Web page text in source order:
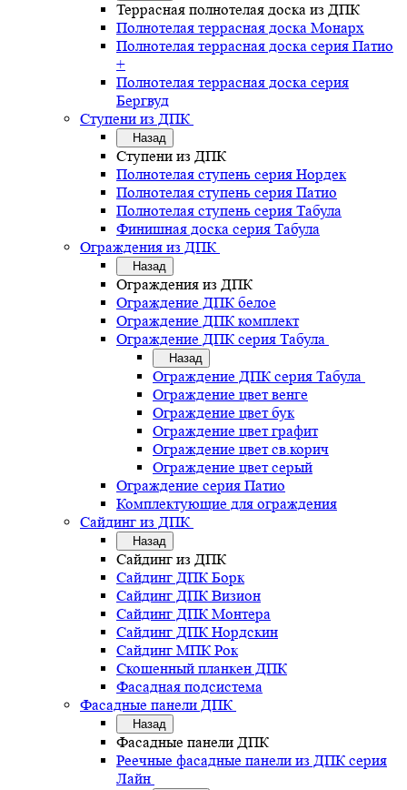
Террасная полнотелая доска из ДПК
Полнотелая террасная доска Монарх
Полнотелая террасная доска серия Патио
+
Полнотелая террасная доска серия
Бергвуд
Ступени из ДПК
Назад
Ступени из ДПК
Полнотелая ступень серия Нордек
Полнотелая ступень серия Патио
Полнотелая ступень серия Табула
Финишная доска серия Табула
Ограждения из ДПК
Назад
Ограждения из ДПК
Ограждение ДПК белое
Ограждение ДПК комплект
Ограждение ДПК серия Табула
Назад
Ограждение ДПК серия Табула
Ограждение цвет венге
Ограждение цвет бук
Ограждение цвет графит
Ограждение цвет св.корич
Ограждение цвет серый
Ограждение серия Патио
Комплектующие для ограждения
Сайдинг из ДПК
Назад
Сайдинг из ДПК
Сайдинг ДПК Борк
Сайдинг ДПК Визион
Сайдинг ДПК Монтера
Сайдинг ДПК Нордскин
Сайдинг МПК Рок
Скошенный планкен ДПК
Фасадная подсистема
Фасадные панели ДПК
Назад
Фасадные панели ДПК
Реечные фасадные панели из ДПК серия
Лайн